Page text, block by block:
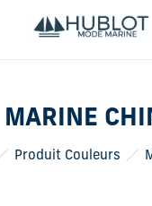
MARINE
Produit Couleurs
des cookies